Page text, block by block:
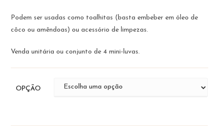
Podem ser usadas como toalhitas (basta embeber em óleo de
côco ou amêndoas) ou acessório de limpezas.
Venda unitária ou conjunto de 4 mini-luvas.
OPÇÃO